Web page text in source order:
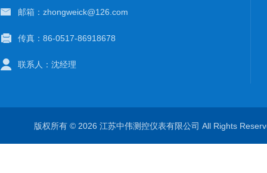
邮箱：zhongweick@126.com
传真：86-0517-86918678
联系人：沈经理
版权所有 © 2026 江苏中伟测控仪表有限公司 All Rights